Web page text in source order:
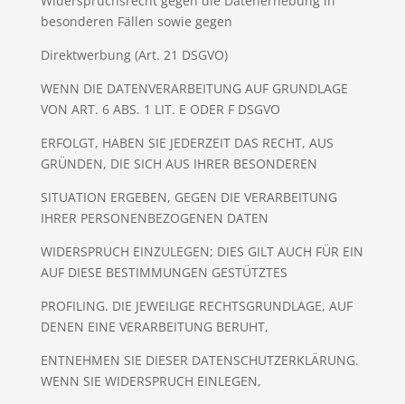
besonderen Fällen sowie gegen
Direktwerbung (Art. 21 DSGVO)
WENN DIE DATENVERARBEITUNG AUF GRUNDLAGE
VON ART. 6 ABS. 1 LIT. E ODER F DSGVO
ERFOLGT, HABEN SIE JEDERZEIT DAS RECHT, AUS
GRÜNDEN, DIE SICH AUS IHRER BESONDEREN
SITUATION ERGEBEN, GEGEN DIE VERARBEITUNG
IHRER PERSONENBEZOGENEN DATEN
WIDERSPRUCH EINZULEGEN; DIES GILT AUCH FÜR EIN
AUF DIESE BESTIMMUNGEN GESTÜTZTES
PROFILING. DIE JEWEILIGE RECHTSGRUNDLAGE, AUF
DENEN EINE VERARBEITUNG BERUHT,
ENTNEHMEN SIE DIESER DATENSCHUTZERKLÄRUNG.
WENN SIE WIDERSPRUCH EINLEGEN,